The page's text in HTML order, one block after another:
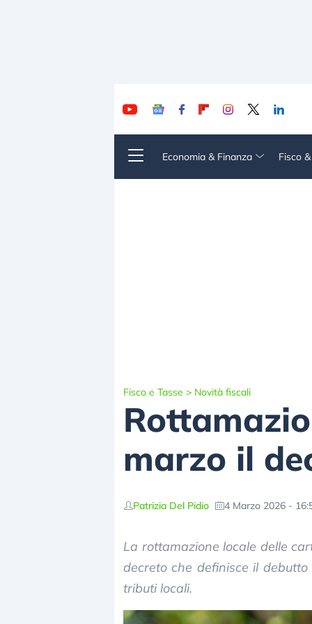
Economia & Finanza Fisco
Fisco e Tasse > Novità fiscali
marzo il
Patrizia Del Pidio 4 Marzo 2026 -
La rottamazione locale delle
decreto che definisce il
tributi locali.